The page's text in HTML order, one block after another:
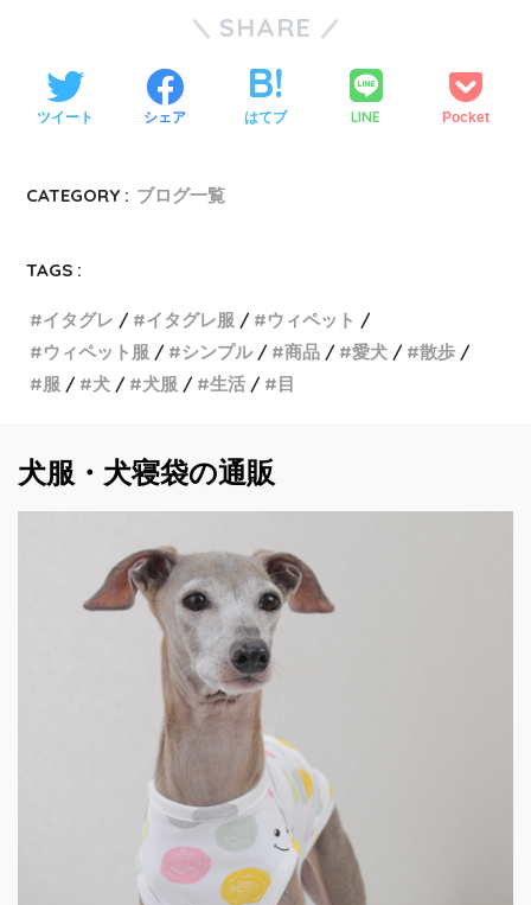
SHARE
ツイート シェア はてブ LINE Pocket
CATEGORY : ブログ一覧
TAGS :
イタグレ イタグレ服
ウィペット
ウィペット服
シンプル 商品 愛犬
散歩
服
犬 犬服 生活 目
犬服・犬寝袋の通販